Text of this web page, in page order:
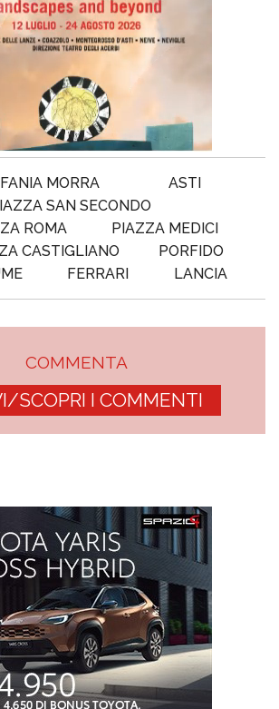
MORRA
ASTI
SAN SECONDO
ROMA
PIAZZA MEDICI
CASTIGLIANO
PORFIDO
FERRARI LANCIA
COMMENTA
SCOPRI I COMMENTI